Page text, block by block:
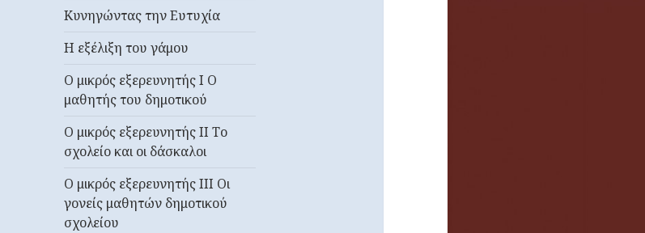
Κυνηγώντας την Ευτυχία
Η εξέλιξη του γάμου
Ο μικρός εξερευνητής I Ο
μαθητής του δημοτικού
Ο μικρός εξερευνητής II Το
σχολείο και οι δάσκαλοι
Ο μικρός εξερευνητής ΙΙΙ Οι
γονείς μαθητών δημοτικού
σχολείου